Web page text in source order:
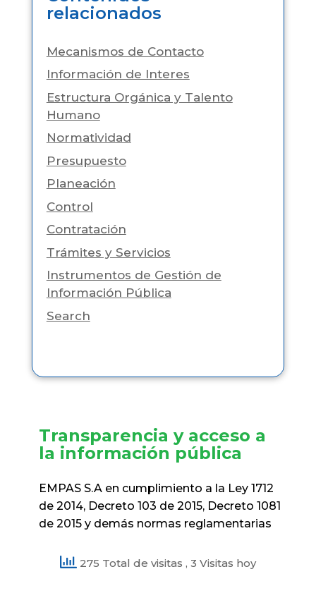
relacionados
Mecanismos de Contacto
Información de Interes
Estructura Orgánica y Talento
Humano
Normatividad
Presupuesto
Planeación
Control
Contratación
Trámites y Servicios
Instrumentos de Gestión de
Información Pública
Search
Transparencia y acceso a
la información pública
EMPAS S.A en cumplimiento a la Ley 1712
de 2014, Decreto 103 de 2015, Decreto 1081
de 2015 y demás normas reglamentarias
275 Total de visitas , 3 Visitas hoy